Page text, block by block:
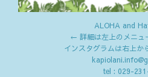
ALOHA and
← 詳細は左上のメニュ
インスタグラムは右上
tel : 029-